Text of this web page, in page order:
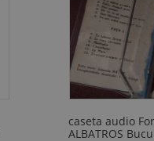
caseta audio
ALBATROS